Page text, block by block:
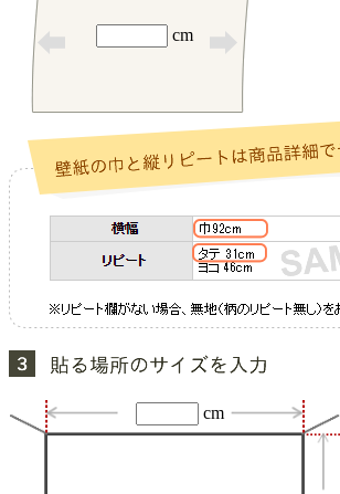
cm
cm